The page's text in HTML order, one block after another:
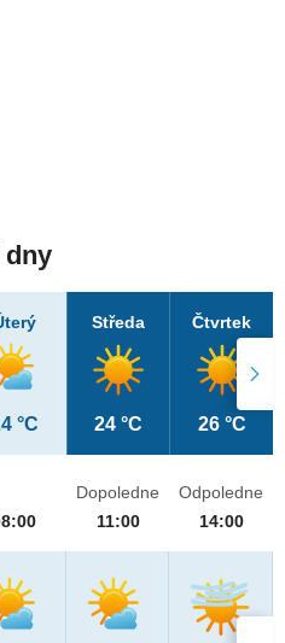
dny
°C
Středa
24 °C
Čtvrtek
26 °C
Dopoledne
11:00
Odpoledne
14:00